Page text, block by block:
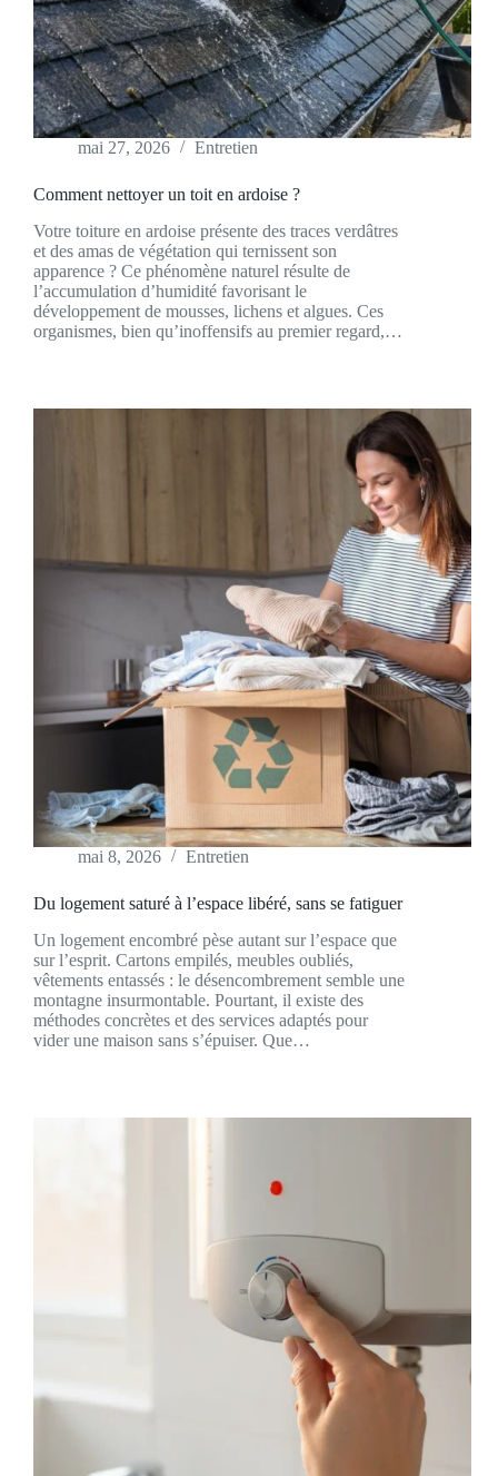
mai 27, 2026 Entretien
Comment nettoyer un toit en ardoise ?
Votre toiture en ardoise présente des traces verdâtres
et des amas de végétation qui ternissent son
apparence ? Ce phénomène naturel résulte de
l’accumulation d’humidité favorisant le
développement de mousses, lichens et algues. Ces
organismes, bien qu’inoffensifs au premier regard,…
mai 8, 2026 Entretien
Du logement saturé à l’espace libéré, sans se fatiguer
Un logement encombré pèse autant sur l’espace que
sur l’esprit. Cartons empilés, meubles oubliés,
vêtements entassés : le désencombrement semble une
montagne insurmontable. Pourtant, il existe des
méthodes concrètes et des services adaptés pour
vider une maison sans s’épuiser. Que…